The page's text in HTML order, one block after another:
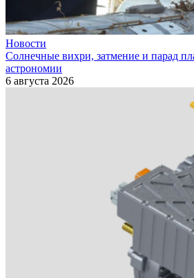
Новости
Солнечные вихри, затмение и парад
астрономии
6 августа 2026